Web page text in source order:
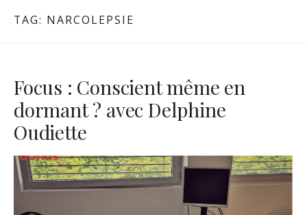
TAG: NARCOLEPSIE
Focus : Conscient même en
dormant ? avec Delphine
Oudiette